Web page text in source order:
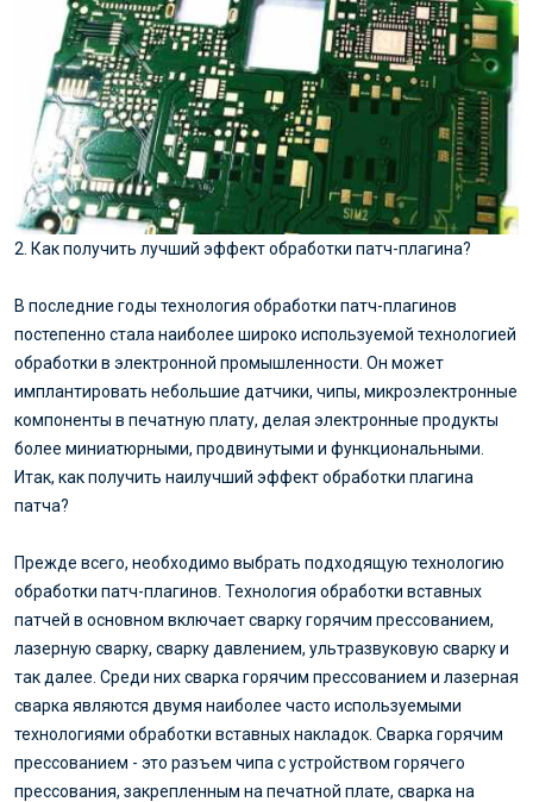
2. Как получить лучший эффект обработки патч-плагина?
В последние годы технология обработки патч-плагинов
постепенно стала наиболее широко используемой технологией
обработки в электронной промышленности. Он может
имплантировать небольшие датчики, чипы, микроэлектронные
компоненты в печатную плату, делая электронные продукты
более миниатюрными, продвинутыми и функциональными.
Итак, как получить наилучший эффект обработки плагина
патча?
Прежде всего, необходимо выбрать подходящую технологию
обработки патч-плагинов. Технология обработки вставных
патчей в основном включает сварку горячим прессованием,
лазерную сварку, сварку давлением, ультразвуковую сварку и
так далее. Среди них сварка горячим прессованием и лазерная
сварка являются двумя наиболее часто используемыми
технологиями обработки вставных накладок. Сварка горячим
прессованием - это разъем чипа с устройством горячего
прессования, закрепленным на печатной плате, сварка на